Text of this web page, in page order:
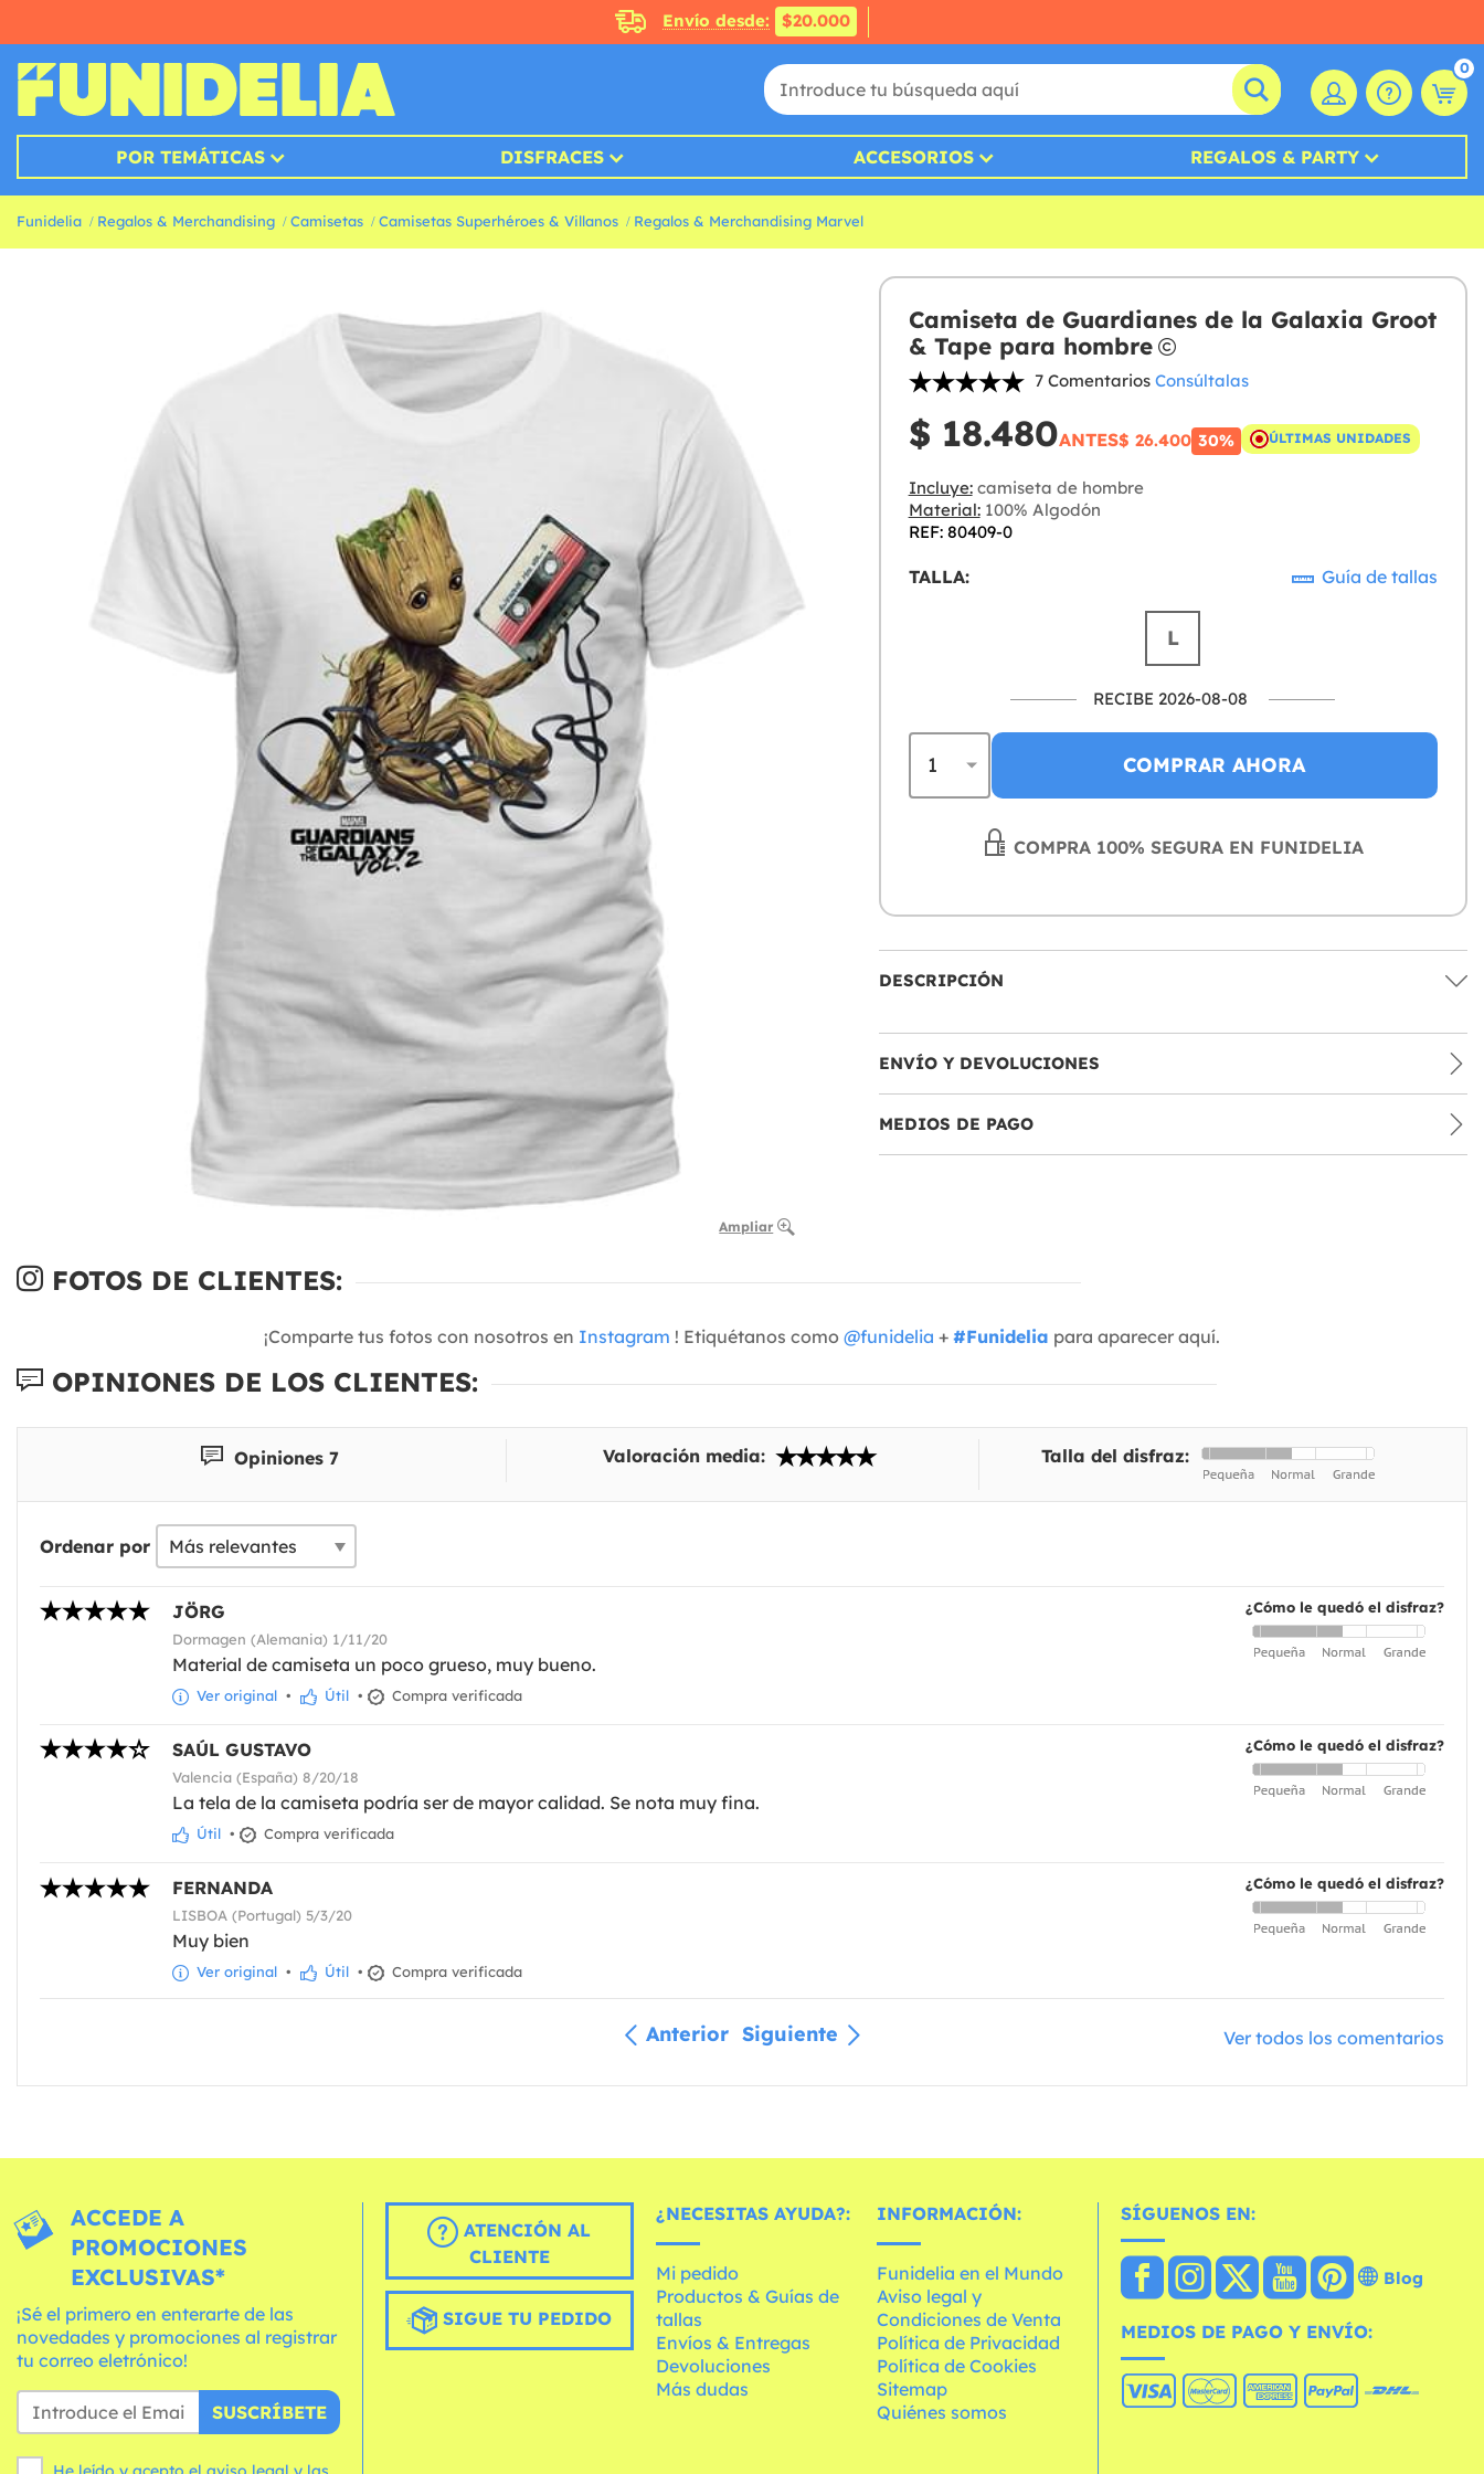
Envío desde: $20.000
0
POR TEMÁTICAS DISFRACES ACCESORIOS REGALOS & PARTY
Funidelia Regalos & Merchandising Camisetas Camisetas Superhéroes & Villanos Regalos & Merchandising Marvel
Ampliar
Camiseta de Guardianes de la Galaxia Groot
& Tape para hombre
7 Comentarios Consúltalas
$ 18.480ANTES$ 26.400 30% ÚLTIMAS UNIDADES
Incluye:camiseta de hombre
Material:100% Algodón
REF: 80409-0
TALLA: Guía de tallas
L
RECIBE 2026-08-08
COMPRAR AHORA
COMPRA 100% SEGURA EN FUNIDELIA
DESCRIPCIÓN
ENVÍO Y DEVOLUCIONES
MEDIOS DE PAGO
FOTOS DE CLIENTES:
¡Comparte tus fotos con nosotros en Instagram ! Etiquétanos como @funidelia + #Funidelia para aparecer aquí.
OPINIONES DE LOS CLIENTES:
Opiniones 7 Valoración media: Talla del disfraz:
Ordenar por
¿Cómo le quedó el disfraz?
JÖRG
Dormagen (Alemania) 1/11/20
Material de camiseta un poco grueso, muy bueno.
Ver original • Útil • Compra verificada
¿Cómo le quedó el disfraz?
SAÚL GUSTAVO
Valencia (España) 8/20/18
La tela de la camiseta podría ser de mayor calidad. Se nota muy fina.
Útil • Compra verificada
¿Cómo le quedó el disfraz?
FERNANDA
LISBOA (Portugal) 5/3/20
Muy bien
Ver original • Útil • Compra verificada
Anterior Siguiente Ver todos los comentarios
ACCEDE A
PROMOCIONES
EXCLUSIVAS*
¡Sé el primero en enterarte de las
novedades y promociones al registrar
tu correo eletrónico!
SUSCRÍBETE
ATENCIÓN AL
CLIENTE
SIGUE TU PEDIDO
¿NECESITAS AYUDA?:
Mi pedido
Productos & Guías de
tallas
Envíos & Entregas
Devoluciones
Más dudas
INFORMACIÓN:
Funidelia en el Mundo
Aviso legal y
Condiciones de Venta
Política de Privacidad
Política de Cookies
Sitemap
Quiénes somos
SÍGUENOS EN:
Blog
MEDIOS DE PAGO Y ENVÍO: